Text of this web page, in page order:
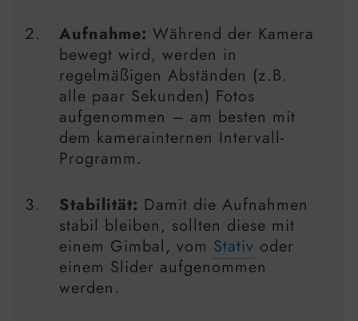
Aufnahme: Während der Kamera
bewegt wird, werden in
regelmäßigen Abständen (z.B.
alle paar Sekunden) Fotos
aufgenommen – am besten mit
dem kamerainternen Intervall-
Programm.
Stabilität: Damit die Aufnahmen
stabil bleiben, sollten diese mit
einem Gimbal, vom Stativ oder
einem Slider aufgenommen
werden.